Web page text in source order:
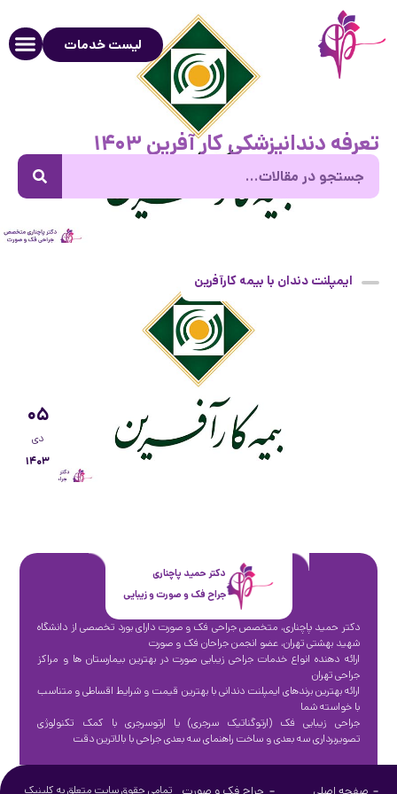
لیست خدمات
تعرفه دندانپزشکی کار آفرین ۱۴۰۳
ایمپلنت دندان با بیمه کارآفرین
۰۵
دی
۱۴۰۳
تمامی حقوق سایت متعلق به کلینیک
دکتر حمید پاچناری
جراح فک و صورت و زیبایی
دکتر حمید پاچناری، متخصص جراحی فک و صورت دارای بورد تخصصی از دانشگاه
شهید بهشتی تهران، عضو انجمن جراحان فک و صورت
ارائه دهنده انواع خدمات جراحی زیبایی صورت در بهترین بیمارستان ها و مراکز
جراحی تهران
ارائه بهترین برندهای ایمپلنت دندانی با بهترین قیمت و شرایط اقساطی و متناسب
با خواسته شما
جراحی زیبایی فک (ارتوگناتیک سرجری) یا ارتوسرجری با کمک تکنولوژی
تصویربرداری سه بعدی و ساخت راهنمای سه بعدی جراحی با بالاترین دقت